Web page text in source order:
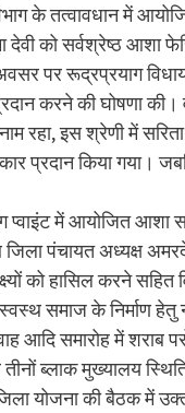
के तत्वावधान में
देवी को सर्वश्रेष्ठ आशा
पर रूद्रप्रयाग
करने की घोषणा
रहा, इस श्रेणी में सरिता
प्रदान किया गया।
प्वाइंट में आयोजित आशा
पंचायत अध्यक्ष
को हासिल करने
समाज के निर्माण
आदि समारोह में
ब्लाक मुख्यालय
योजना की बैठक में